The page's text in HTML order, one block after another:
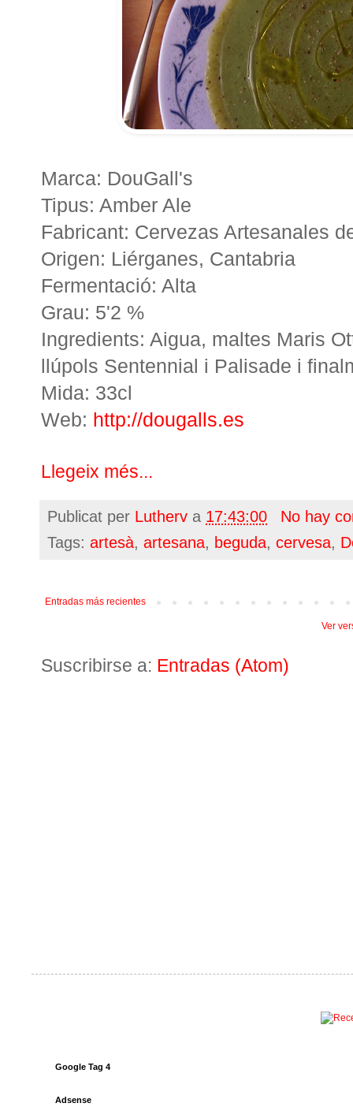
Marca: DouGall's
Tipus: Amber Ale
Fabricant: Cervezas Artesanales
Origen: Liérganes, Cantabria
Fermentació: Alta
Grau: 5'2 %
Ingredients: Aigua, maltes Maris
llúpols Sentennial i Palisade i
Mida: 33cl
Web: http://dougalls.es
Llegeix més...
Publicat per Lutherv a 17:43:00
No hay
Tags: artesà, artesana, beguda, cervesa,
Entradas más recientes
Ver
Suscribirse a: Entradas (Atom)
Google Tag 4
Adsense